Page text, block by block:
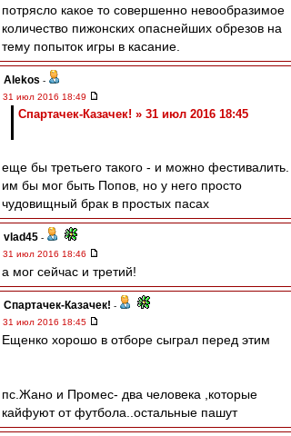
потрясло какое то совершенно невообразимое
количество пижонских опаснейших обрезов на
тему попыток игры в касание.
Alekos -
31 июл 2016 18:49
Спартачек-Казачек! » 31 июл 2016 18:45
еще бы третьего такого - и можно фестивалить.
им бы мог быть Попов, но у него просто
чудовищный брак в простых пасах
vlad45 -
31 июл 2016 18:46
а мог сейчас и третий!
Спартачек-Казачек! -
31 июл 2016 18:45
Ещенко хорошо в отборе сыграл перед этим
пс.Жано и Промес- два человека ,которые
кайфуют от футбола..остальные пашут